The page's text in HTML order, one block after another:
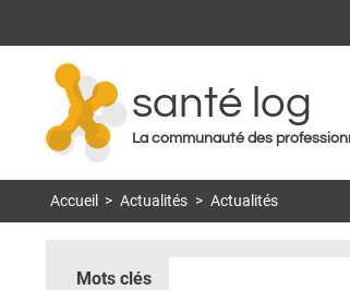
santé log
La communauté des
Accueil > Actualités > Actualités
Mots clés